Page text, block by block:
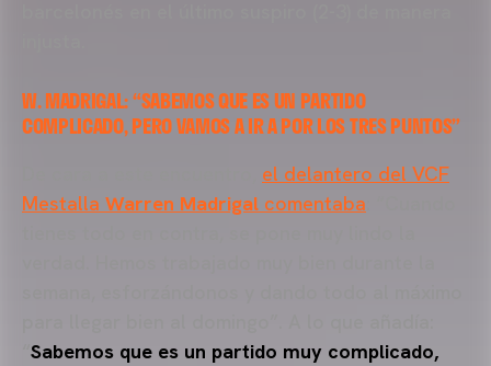
W. MADRIGAL: “SABEMOS QUE ES UN PARTIDO
COMPLICADO, PERO VAMOS A IR A POR LOS TRES PUNTOS”
el delantero del VCF
Mestalla Warren Madrigal comentaba
Sabemos que es un partido muy complicado,